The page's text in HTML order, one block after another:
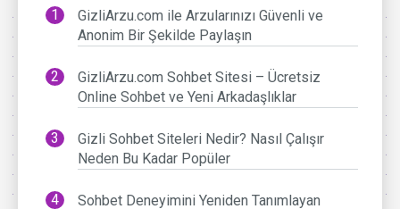
GizliArzu.com ile Arzularınızı Güvenli ve
Anonim Bir Şekilde Paylaşın
GizliArzu.com Sohbet Sitesi – Ücretsiz
Online Sohbet ve Yeni Arkadaşlıklar
Gizli Sohbet Siteleri Nedir? Nasıl Çalışır
Neden Bu Kadar Popüler
Sohbet Deneyimini Yeniden Tanımlayan